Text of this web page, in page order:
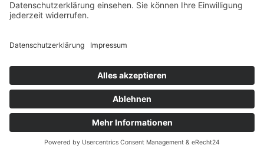
© 2026 Elternzeit Ratgeber.
Datenschutz